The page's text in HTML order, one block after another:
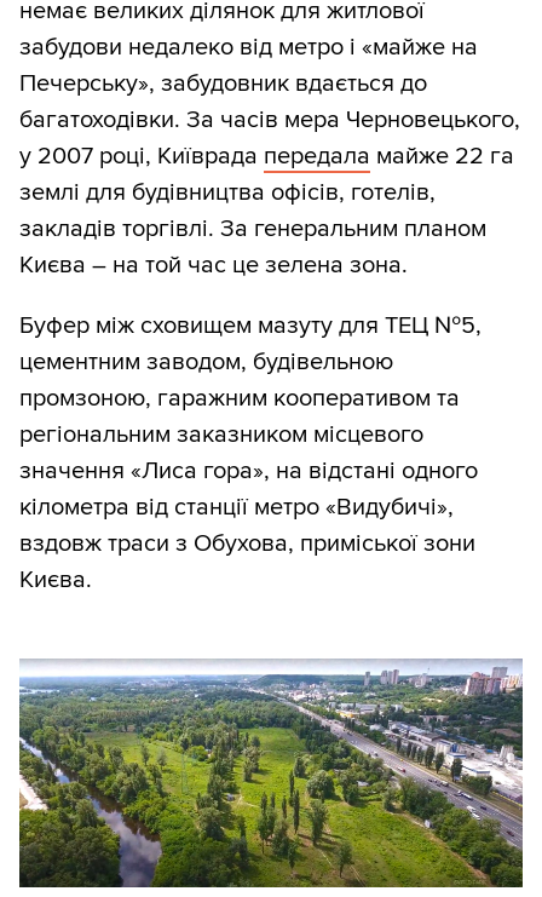
немає великих ділянок для житлової
забудови недалеко від метро і «майже на
Печерську», забудовник вдається до
багатоходівки. За часів мера Черновецького,
у 2007 році, Київрада передала майже 22 га
землі для будівництва офісів, готелів,
закладів торгівлі. За генеральним планом
Києва – на той час це зелена зона.
Буфер між сховищем мазуту для ТЕЦ №5,
цементним заводом, будівельною
промзоною, гаражним кооперативом та
регіональним заказником місцевого
значення «Лиса гора», на відстані одного
кілометра від станції метро «Видубичі»,
вздовж траси з Обухова, приміської зони
Києва.